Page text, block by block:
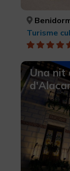
Turisme
Una nit